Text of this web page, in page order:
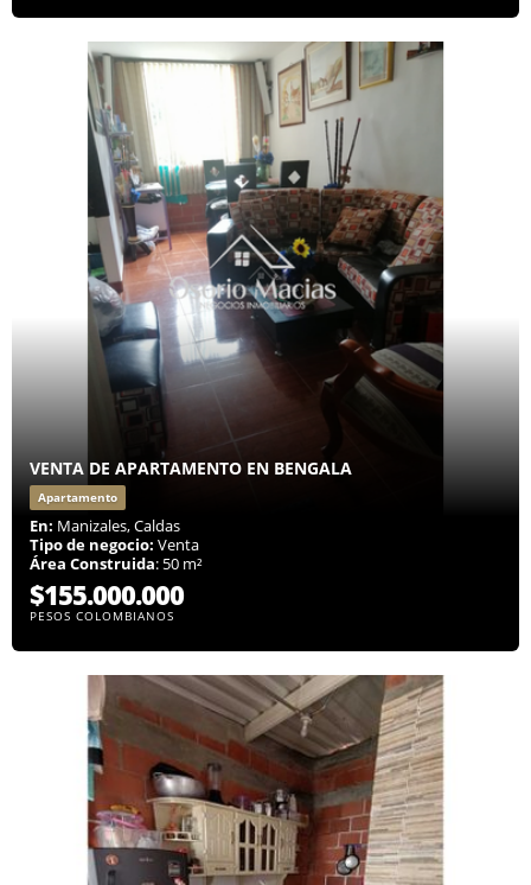
VENTA DE APARTAMENTO EN BENGALA
Apartamento
En: Manizales, Caldas
Tipo de negocio: Venta
Área Construida: 50 m²
$155.000.000
PESOS COLOMBIANOS